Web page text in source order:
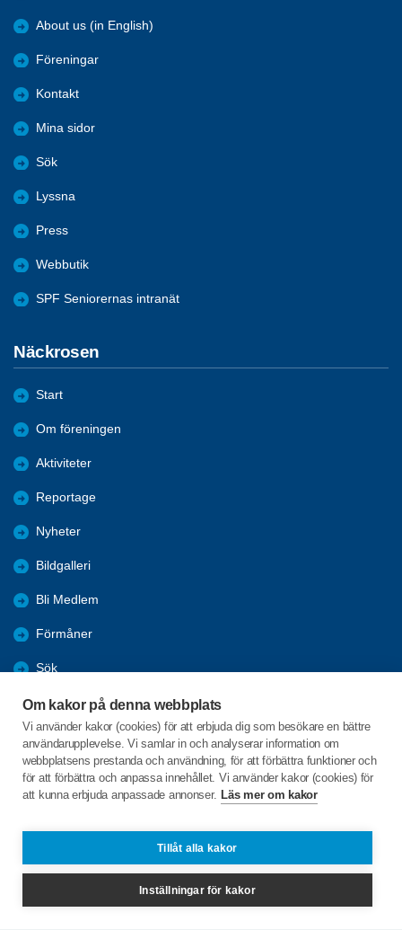
Om kakor på denna webbplats
Vi använder kakor (cookies) för att erbjuda dig som besökare en bättre
användarupplevelse. Vi samlar in och analyserar information om
webbplatsens prestanda och användning, för att förbättra funktioner och
för att förbättra och anpassa innehållet. Vi använder kakor (cookies) för
att kunna erbjuda anpassade annonser. Läs mer om kakor
Tillåt alla kakor
Inställningar för kakor
About us (in English)
Föreningar
Kontakt
Mina sidor
Sök
Lyssna
Press
Webbutik
SPF Seniorernas intranät
Näckrosen
Start
Om föreningen
Aktiviteter
Reportage
Nyheter
Bildgalleri
Bli Medlem
Förmåner
Sök
Resor
Pensionärsråden
Golf
nackrosen@spfseniorerna.se